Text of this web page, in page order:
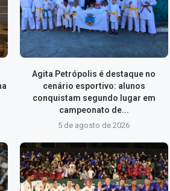
Agita Petrópolis é destaque no
cenário esportivo: alunos
conquistam segundo lugar em
campeonato de...
5 de agosto de 2026